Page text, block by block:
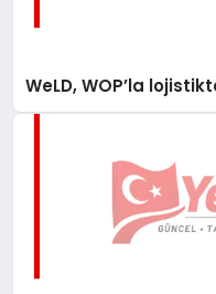
WeLD, WOP’la